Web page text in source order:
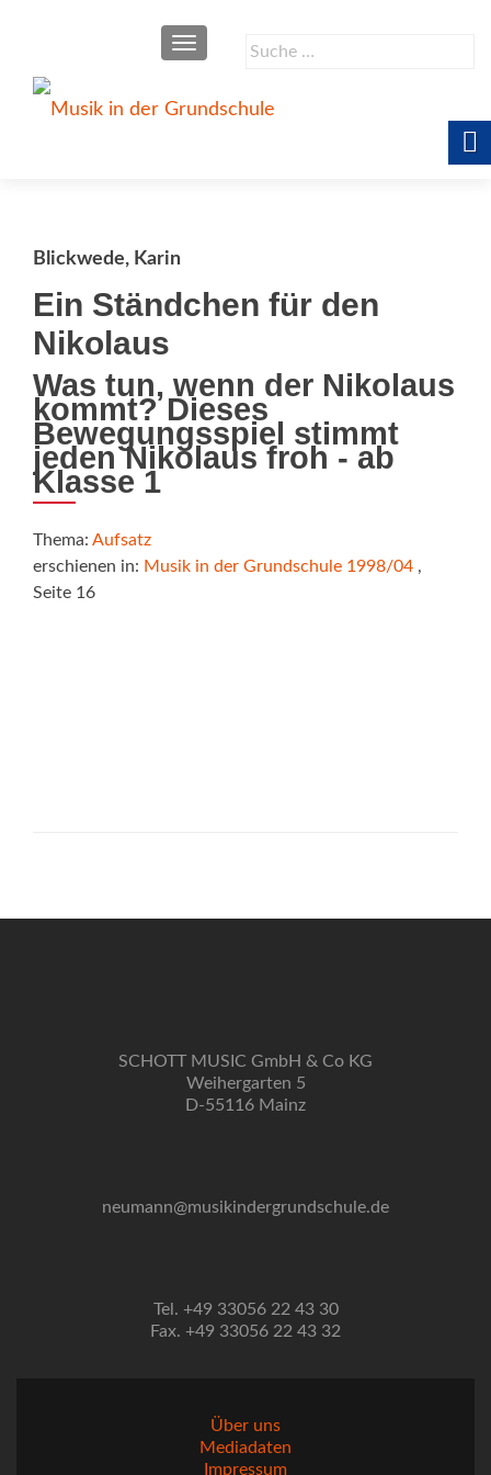
Suche
SCHALTE NAVIGATION
Blickwede, Karin
Ein Ständchen für den
Nikolaus
Was tun, wenn der Nikolaus
kommt? Dieses
Bewegungsspiel stimmt
jeden Nikolaus froh - ab
Klasse 1
Thema: Aufsatz
erschienen in: Musik in der Grundschule 1998/04 ,
Seite 16
SCHOTT MUSIC GmbH & Co KG
Weihergarten 5
D-55116 Mainz
neumann@musikindergrundschule.de
Tel. +49 33056 22 43 30
Fax. +49 33056 22 43 32
Über uns
Mediadaten
Impressum